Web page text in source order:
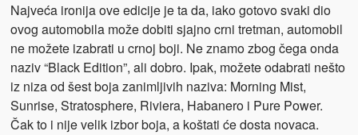
Najveća ironija ove edicije je ta da, iako gotovo svaki dio
ovog automobila može dobiti sjajno crni tretman, automobil
ne možete izabrati u crnoj boji. Ne znamo zbog čega onda
naziv “Black Edition”, ali dobro. Ipak, možete odabrati nešto
iz niza od šest boja zanimljivih naziva: Morning Mist,
Sunrise, Stratosphere, Riviera, Habanero i Pure Power.
Čak to i nije velik izbor boja, a koštati će dosta novaca.